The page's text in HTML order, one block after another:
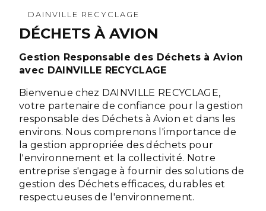
DAINVILLE RECYCLAGE
DÉCHETS À AVION
Gestion Responsable des Déchets à Avion
avec DAINVILLE RECYCLAGE
Bienvenue chez DAINVILLE RECYCLAGE,
votre partenaire de confiance pour la gestion
responsable des Déchets à Avion et dans les
environs. Nous comprenons l'importance de
la gestion appropriée des déchets pour
l'environnement et la collectivité. Notre
entreprise s'engage à fournir des solutions de
gestion des Déchets efficaces, durables et
respectueuses de l'environnement.